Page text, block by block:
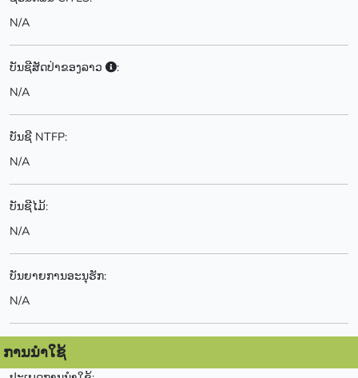
N/A
ບັນຊີສັດປ່າຂອງລາວ
:
N/A
ບັນຊີ NTFP:
N/A
ບັນຊີໄມ້:
N/A
ບັນຍາຍການອະນຸຮັກ:
N/A
ການນຳໃຊ້